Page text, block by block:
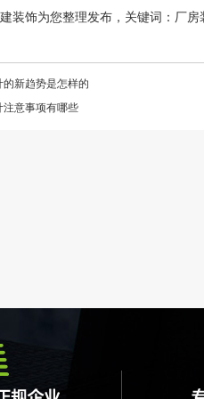
装饰为您整理发布，关键词：厂房
的新趋势是怎样的
注意事项有哪些